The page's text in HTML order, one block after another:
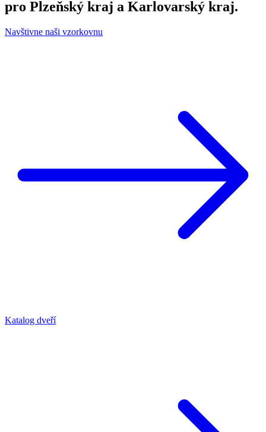
pro Plzeňský kraj a Karlovarský kraj.
Navštivne naši vzorkovnu
Katalog dveří